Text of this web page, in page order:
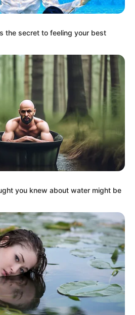
durch falsche
Polizeieinsatz in
für erhebliche Unruhe
internen Fehlers der
eine Situation, die sowohl
ist. Doch was ist genau
the secret to feeling your best
you knew about water might be